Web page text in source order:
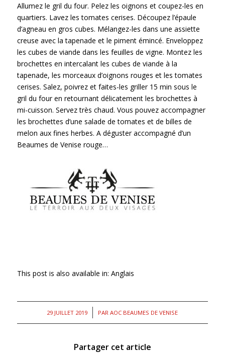
Allumez le gril du four. Pelez les oignons et coupez-les en
quartiers. Lavez les tomates cerises. Découpez l’épaule
d’agneau en gros cubes. Mélangez-les dans une assiette
creuse avec la tapenade et le piment émincé. Enveloppez
les cubes de viande dans les feuilles de vigne. Montez les
brochettes en intercalant les cubes de viande à la
tapenade, les morceaux d’oignons rouges et les tomates
cerises. Salez, poivrez et faites-les griller 15 min sous le
gril du four en retournant délicatement les brochettes à
mi-cuisson. Servez très chaud. Vous pouvez accompagner
les brochettes d’une salade de tomates et de billes de
melon aux fines herbes. A déguster accompagné d’un
Beaumes de Venise rouge…
This post is also available in: Anglais
29 JUILLET 2019
/ PARAOC BEAUMES DE VENISE
Partager cet article